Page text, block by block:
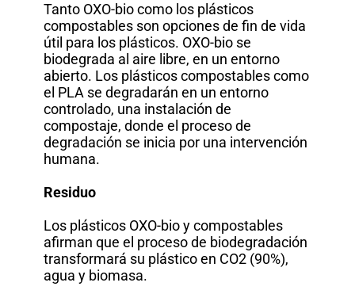
Tanto OXO-bio como los plásticos
compostables son opciones de fin de vida
útil para los plásticos. OXO-bio se
biodegrada al aire libre, en un entorno
abierto. Los plásticos compostables como
el PLA se degradarán en un entorno
controlado, una instalación de
compostaje, donde el proceso de
degradación se inicia por una intervención
humana.
Residuo
Los plásticos OXO-bio y compostables
afirman que el proceso de biodegradación
transformará su plástico en CO2 (90%),
agua y biomasa.